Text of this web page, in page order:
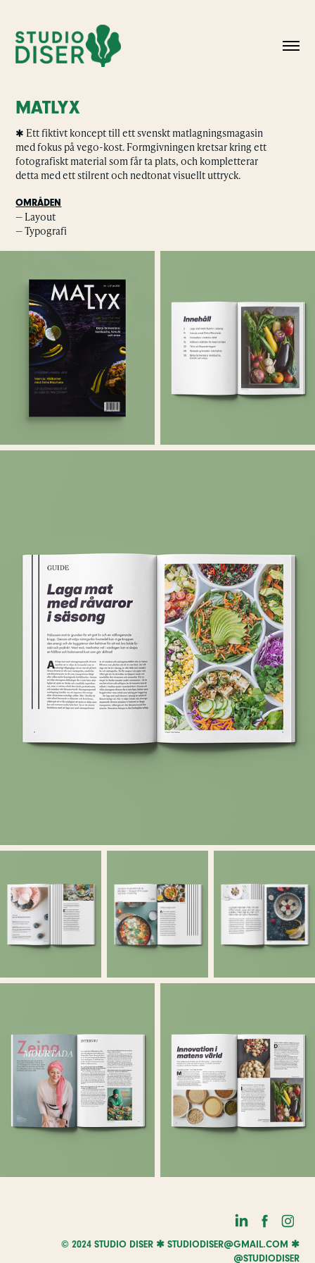
MATLYX
✱ Ett fiktivt koncept till ett svenskt matlagningsmagasin
med fokus på vego-kost. Formgivningen kretsar kring ett
fotografiskt material som får ta plats, och kompletterar
detta med ett stilrent och nedtonat visuellt uttryck.
OMRÅDEN
— Layout
— Typografi
© 2024 STUDIO DISER ✱ STUDIODISER@GMAIL.COM ✱
@STUDIODISER